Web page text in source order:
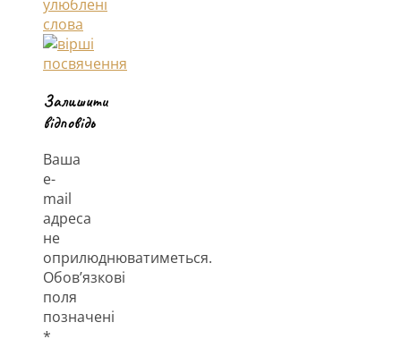
Залишити
відповідь
Ваша
e-
mail
адреса
не
оприлюднюватиметься.
Обов’язкові
поля
позначені
*